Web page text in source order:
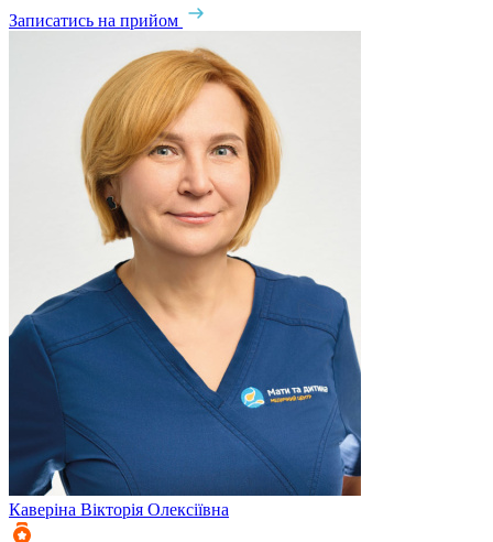
Записатись на прийом
Каверіна Вікторія Олексіївна